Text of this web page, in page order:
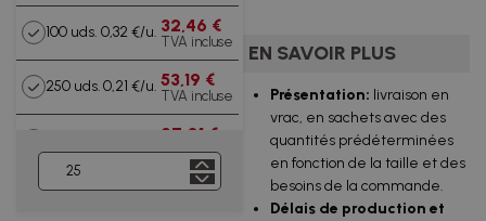
100 uds. 0,32 €/u. 32,46 €
TVA incluse
250 uds. 0,21 €/u. 53,19 €
TVA incluse
97,01 €
TVA incluse
1000 uds.0,15 €/u.151,98 €
EN SAVOIR PLUS
Présentation: livraison en
vrac, en sachets avec des
quantités prédéterminées
en fonction de la taille et des
besoins de la commande.
Délais de production et